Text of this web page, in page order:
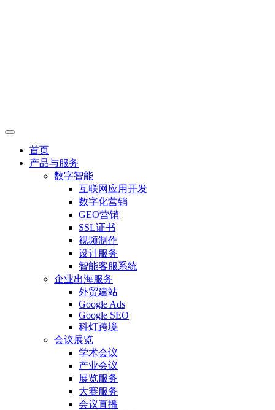
首页
产品与服务
数字智能
互联网应用开发
数字化营销
GEO营销
SSL证书
视频制作
设计服务
智能客服系统
企业出海服务
外贸建站
Google Ads
Google SEO
科灯跨境
会议展览
学术会议
产业会议
展览服务
大赛服务
会议直播